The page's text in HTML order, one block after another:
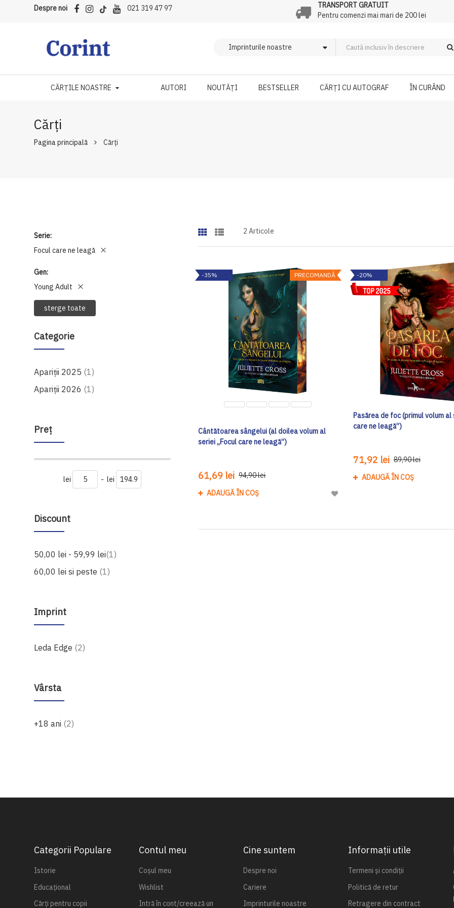
Despre noi 021 319 47 97
TRANSPORT GRATUIT
Pentru comenzi mai mari de 200 lei
CĂRȚILE NOASTRE AUTORI NOUTĂȚI BESTSELLER CĂRȚI CU AUTOGRAF ÎN CURÂND
Cărți
Pagina principală Cărți
Serie
Focul care ne leagă
Gen
Young Adult
sterge toate
Categorie
Apariții 2025 1produs
Apariții 2026
1produs
Preţ
lei - lei
Discount
50,00 lei - 59,99 lei 1produs
60,00 lei si peste 1produs
Imprint
Leda Edge 2produse
Vârsta
+18 ani 2produse
2 Articole
PRECOMANDĂ
-35%
Cântătoarea sângelui (al doilea volum al
seriei „Focul care ne leagă”)
61,69 lei 94,90 lei
ADAUGĂ ÎN COȘ
Adaugă
de
-20%
Pasărea de foc (primul volum al
care ne leagă”)
71,92 lei 89,90 lei
ADAUGĂ ÎN COȘ
Categorii Populare
Istorie
Educațional
Cărți pentru copii
Contul meu
Coșul meu
Wishlist
Intră în cont/creează un
Cine suntem
Despre noi
Cariere
Imprinturile noastre
Informații utile
Termeni și condiții
Politică de retur
Retragere din contract